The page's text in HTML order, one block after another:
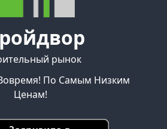
рынок
По Самым Низким
Ценам!